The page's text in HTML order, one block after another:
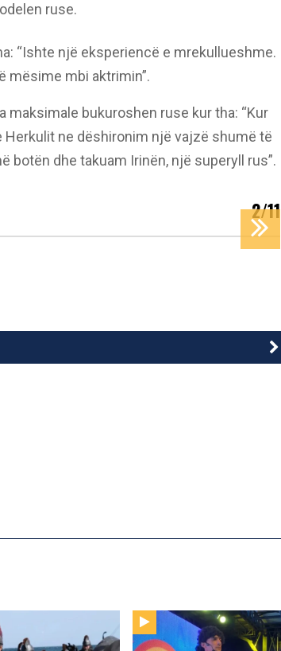
ruse.
“Ishte një eksperiencë e mrekullueshme.
mësime mbi aktrimin”.
maksimale bukuroshen ruse kur tha: “Kur
ne dëshironim një vajzë shumë të
botën dhe takuam Irinën, një superyll rus”.
2/11